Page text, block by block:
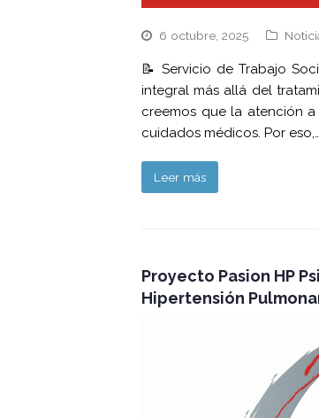
6 octubre, 2025
📝 Servicio de Trabajo
integral más allá del
creemos que la atención
cuidados médicos. Por eso,…
Leer más
Proyecto Pasion HP
Hipertensión